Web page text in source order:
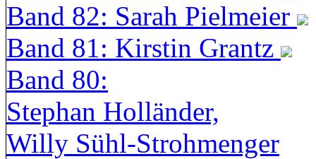
Band 82: Sarah Pielmeier
Band 81: Kirstin Grantz
Band 80:
Stephan Holländer,
Willy Sühl-Strohmenger